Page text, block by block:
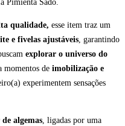
Pimienta Sado.
qualidade, esse item traz um
e fivelas ajustáveis, garantindo
explorar o universo do
momentos de imobilização e
experimentem sensações
algemas, ligadas por uma